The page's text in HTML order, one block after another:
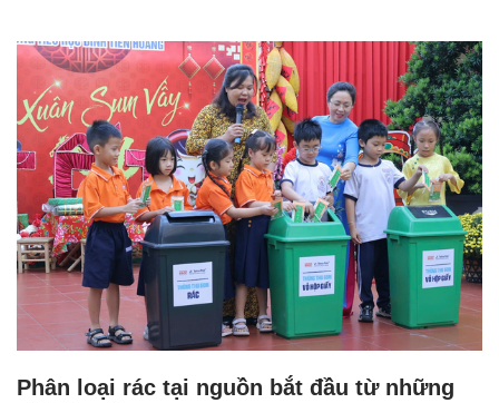
Phân loại rác tại nguồn bắt đầu từ những